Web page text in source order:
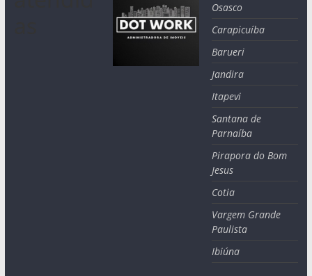
Osasco
Carapicuíba
Barueri
Jandira
Itapevi
Santana de
Parnaíba
Pirapora do Bom
Jesus
Cotia
Vargem Grande
Paulista
Ibiúna